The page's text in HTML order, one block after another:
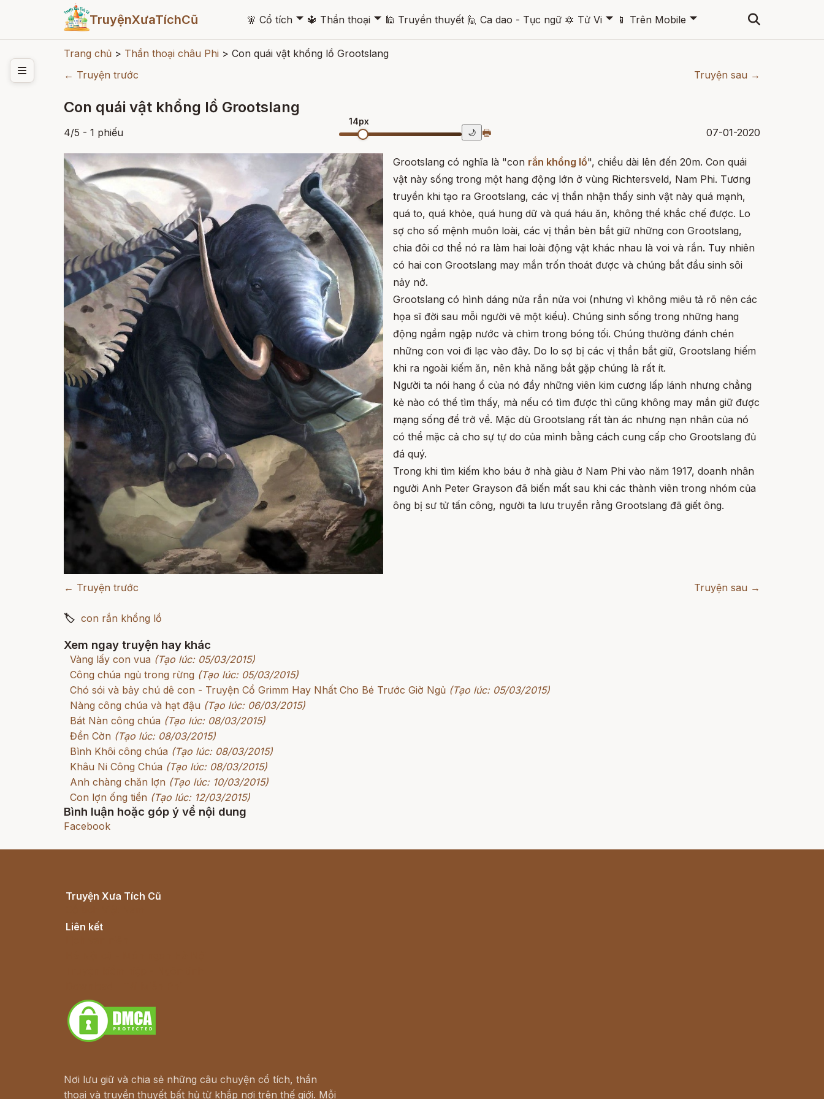
TruyệnXưaTíchCũ 🧚 Cổ tích 🞃 🔱 Thần thoại 🞃 🕌 Truyền thuyết 🙋 Ca dao - Tục ngữ 🔯 Tử Vi 🞃 📱 Trên Mobile 🞃
Trang chủ > Thần thoại châu Phi > Con quái vật khổng lồ Grootslang
← Truyện trước
Truyện sau →
Con quái vật khổng lồ Grootslang
4/5 - 1 phiếu
14px
🌙 🖶 07-01-2020
Grootslang có nghĩa là "con rắn khổng lồ", chiều dài lên đến 20m. Con quái
vật này sống trong một hang động lớn ở vùng Richtersveld, Nam Phi. Tương
truyền khi tạo ra Grootslang, các vị thần nhận thấy sinh vật này quá mạnh,
quá to, quá khỏe, quá hung dữ và quá háu ăn, không thể khắc chế được. Lo
sợ cho số mệnh muôn loài, các vị thần bèn bắt giữ những con Grootslang,
chia đôi cơ thể nó ra làm hai loài động vật khác nhau là voi và rắn. Tuy nhiên
có hai con Grootslang may mắn trốn thoát được và chúng bắt đầu sinh sôi
nảy nở.
Grootslang có hình dáng nửa rắn nửa voi (nhưng vì không miêu tả rõ nên các
họa sĩ đời sau mỗi người vẽ một kiểu). Chúng sinh sống trong những hang
động ngầm ngập nước và chìm trong bóng tối. Chúng thường đánh chén
những con voi đi lạc vào đây. Do lo sợ bị các vị thần bắt giữ, Grootslang hiếm
khi ra ngoài kiếm ăn, nên khả năng bắt gặp chúng là rất ít.
Người ta nói hang ổ của nó đầy những viên kim cương lấp lánh nhưng chẳng
kẻ nào có thể tìm thấy, mà nếu có tìm được thì cũng không may mắn giữ được
mạng sống để trở về. Mặc dù Grootslang rất tàn ác nhưng nạn nhân của nó
có thể mặc cả cho sự tự do của mình bằng cách cung cấp cho Grootslang đủ
đá quý.
Trong khi tìm kiếm kho báu ở nhà giàu ở Nam Phi vào năm 1917, doanh nhân
người Anh Peter Grayson đã biến mất sau khi các thành viên trong nhóm của
ông bị sư tử tấn công, người ta lưu truyền rằng Grootslang đã giết ông.
← Truyện trước Truyện sau →
🏷 con rắn khổng lồ
Xem ngay truyện hay khác
Vàng lấy con vua (Tạo lúc: 05/03/2015)
Công chúa ngủ trong rừng (Tạo lúc: 05/03/2015)
Chó sói và bảy chú dê con - Truyện Cổ Grimm Hay Nhất Cho Bé Trước Giờ Ngủ (Tạo lúc: 05/03/2015)
Nàng công chúa và hạt đậu (Tạo lúc: 06/03/2015)
Bát Nàn công chúa (Tạo lúc: 08/03/2015)
Đền Cờn (Tạo lúc: 08/03/2015)
Bình Khôi công chúa (Tạo lúc: 08/03/2015)
Khâu Ni Công Chúa (Tạo lúc: 08/03/2015)
Anh chàng chăn lợn (Tạo lúc: 10/03/2015)
Con lợn ống tiền (Tạo lúc: 12/03/2015)
Bình luận hoặc góp ý về nội dung
Facebook
Truyện Xưa Tích Cũ
Liên kết
Nơi lưu giữ và chia sẻ những câu chuyện cổ tích, thần
thoại và truyền thuyết bất hủ từ khắp nơi trên thế giới. Mỗi